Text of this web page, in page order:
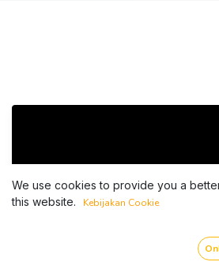
We use cookies to provide you a
this website.
Kebijakan Cookie